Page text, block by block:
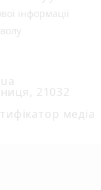
інформації
21032
медіа